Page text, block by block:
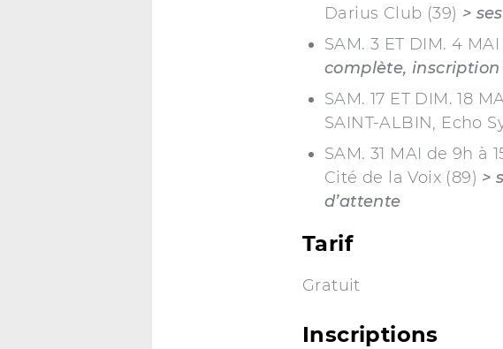
Darius Club (39) >
SAM. 3 ET DIM. 4
complète,
SAM. 17 ET DIM. 18
SAINT-ALBIN, Echo
SAM. 31 MAI de 9h à
Cité de la Voix (89) >
d’attente
Tarif
Gratuit
Inscriptions